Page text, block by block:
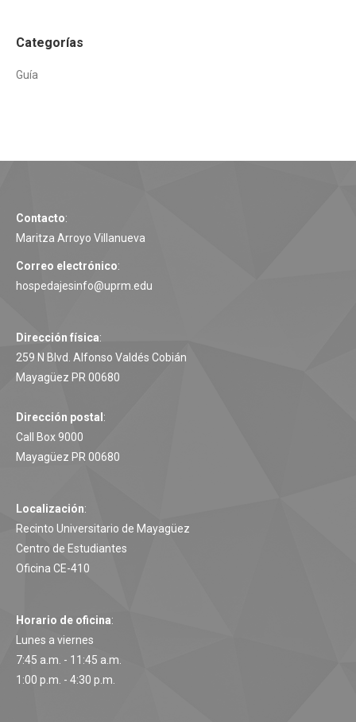
Categorías
Guía
Contacto:
Maritza Arroyo Villanueva
Correo electrónico:
hospedajesinfo@uprm.edu
Dirección física:
259 N Blvd. Alfonso Valdés Cobián
Mayagüez PR 00680
Dirección postal :
Call Box 9000
Mayagüez PR 00680
Localización:
Recinto Universitario de Mayagüez
Centro de Estudiantes
Oficina CE-410
Horario de oficina:
Lunes a viernes
7:45 a.m. - 11:45 a.m.
1:00 p.m. - 4:30 p.m.